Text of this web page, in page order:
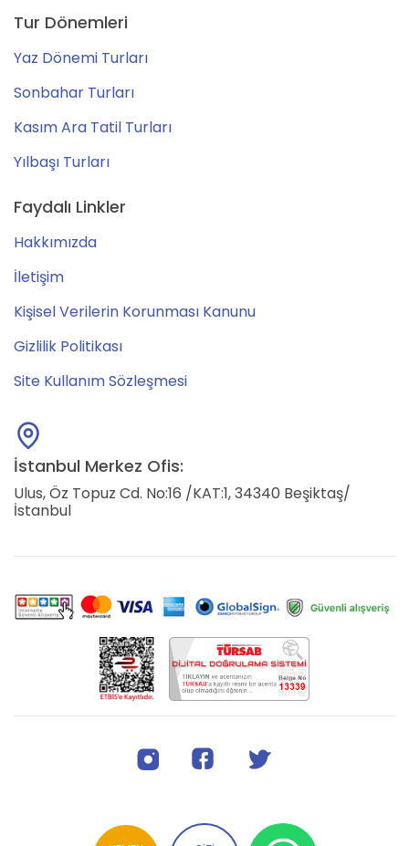
Tur Dönemleri
Yaz Dönemi Turları
Sonbahar Turları
Kasım Ara Tatil Turları
Yılbaşı Turları
Faydalı Linkler
Hakkımızda
İletişim
Kişisel Verilerin Korunması Kanunu
Gizlilik Politikası
Site Kullanım Sözleşmesi
İstanbul Merkez Ofis:
Ulus, Öz Topuz Cd. No:16 /KAT:1, 34340 Beşiktaş/
İstanbul